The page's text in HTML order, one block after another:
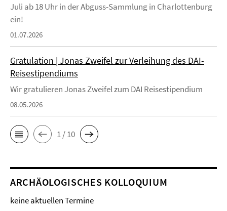
Juli ab 18 Uhr in der Abguss-Sammlung in Charlottenburg
ein!
01.07.2026
Gratulation | Jonas Zweifel zur Verleihung des DAI-
Reisestipendiums
Wir gratulieren Jonas Zweifel zum DAI Reisestipendium
08.05.2026
1 / 10
ARCHÄOLOGISCHES KOLLOQUIUM
keine aktuellen Termine